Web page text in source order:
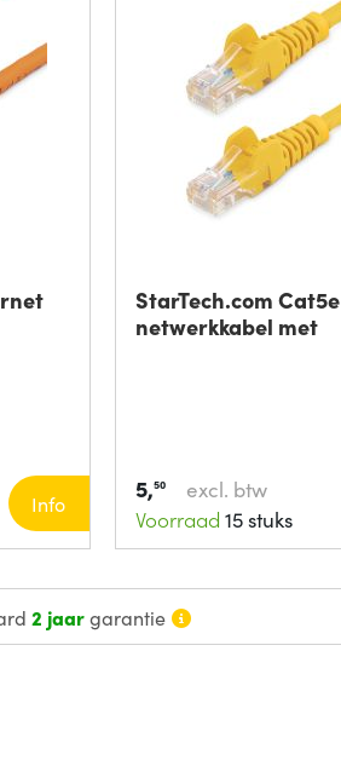
Info
StarTech.com Cat5e
netwerkkabel met
5,50
excl. btw
Voorraad 15 stuks
2 jaargarantie